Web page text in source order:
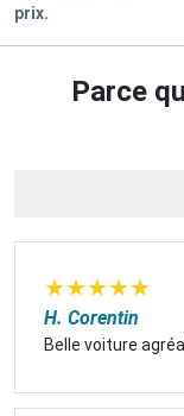
prix.
Parce
★★★★★
H. Corentin
Belle voiture